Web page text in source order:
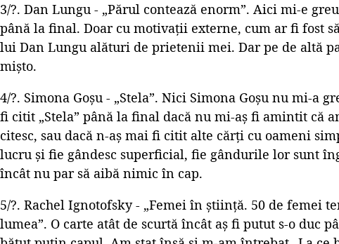
3/?. Dan Lungu - „Părul contează enorm”. Aici mi-e
până la final. Doar cu motivații externe, cum ar fi fost
lui Dan Lungu alături de prietenii mei. Dar pe de altă
mișto.
4/?. Simona Goșu - „Stela”. Nici Simona Goșu nu mi-a
fi citit „Stela” până la final dacă nu mi-aș fi amintit că
citesc, sau dacă n-aș mai fi citit alte cărți cu oameni
lucru și fie gândesc superficial, fie gândurile lor sunt
încât nu par să aibă nimic în cap.
5/?. Rachel Ignotofsky - „Femei în știință. 50 de femei
lumea”. O carte atât de scurtă încât aș fi putut s-o duc